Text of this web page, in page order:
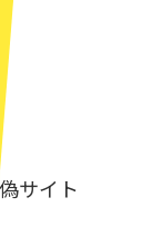
サイト